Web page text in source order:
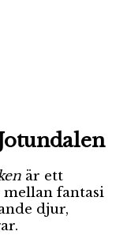
är ett
mellan fantasi
djur,